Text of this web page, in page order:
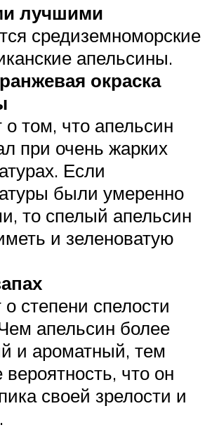
лучшими
средиземноморские
апельсины.
окраска
о том, что апельсин
при очень жарких
Если
были умеренно
то спелый апельсин
и зеленоватую
о степени спелости
апельсин более
и ароматный, тем
что он
своей зрелости и